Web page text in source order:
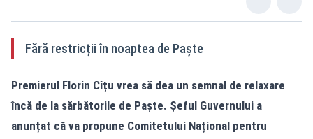
Fără restricții în noaptea de Paște
Premierul Florin Cîțu vrea să dea un semnal de relaxare
încă de la sărbătorile de Paște. Șeful Guvernului a
anunțat că va propune Comitetului Național pentru